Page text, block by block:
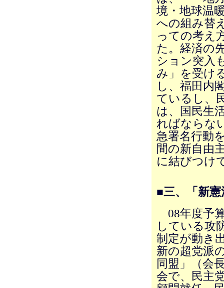
境・地球温
への組み替
っての考え
た。経済の
ション突入
み」を受け
し、福田内
ているし、
は、国民生
ればならな
急署名行動
間の新自由
に結びつけ
■三、「新
08年度予
している攻
制定が動き
新の超党派
同盟」（会
会で、民主